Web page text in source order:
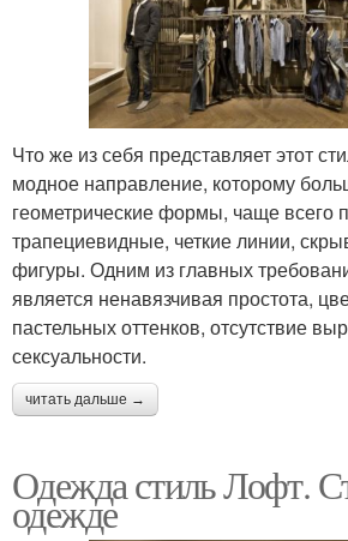
Что же из себя представляет этот
модное направление, которому
геометрические формы, чаще всего
трапециевидные, четкие линии,
фигуры. Одним из главных
является ненавязчивая простота,
пастельных оттенков, отсутствие
сексуальности.
читать дальше →
Одежда стиль Лофт.
одежде